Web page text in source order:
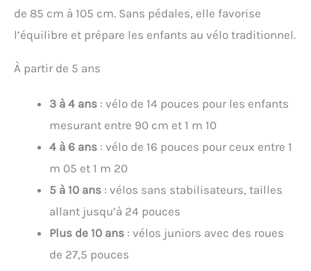
de 85 cm à 105 cm. Sans pédales, elle favorise
l’équilibre et prépare les enfants au vélo traditionnel.
À partir de 5 ans
3 à 4 ans : vélo de 14 pouces pour les enfants
mesurant entre 90 cm et 1 m 10
4 à 6 ans : vélo de 16 pouces pour ceux entre 1
m 05 et 1 m 20
5 à 10 ans : vélos sans stabilisateurs, tailles
allant jusqu’à 24 pouces
Plus de 10 ans : vélos juniors avec des roues
de 27,5 pouces